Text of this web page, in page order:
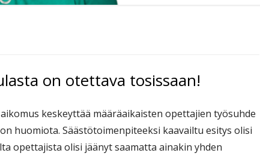
on otettava tosissaan!
keskeyttää määräaikaisten opettajien työsuhde
huomiota. Säästötoimenpiteeksi kaavailtu esitys olisi
opettajista olisi jäänyt saamatta ainakin yhden